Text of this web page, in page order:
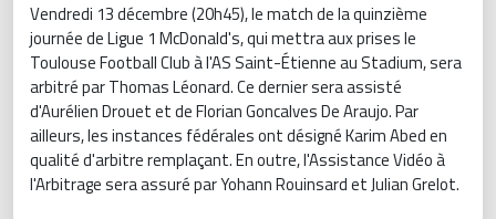
Vendredi 13 décembre (20h45), le match de la quinzième
journée de Ligue 1 McDonald's, qui mettra aux prises le
Toulouse Football Club à l'AS Saint-Étienne au Stadium, sera
arbitré par Thomas Léonard. Ce dernier sera assisté
d'Aurélien Drouet et de Florian Goncalves De Araujo. Par
ailleurs, les instances fédérales ont désigné Karim Abed en
qualité d'arbitre remplaçant. En outre, l'Assistance Vidéo à
l'Arbitrage sera assuré par Yohann Rouinsard et Julian Grelot.